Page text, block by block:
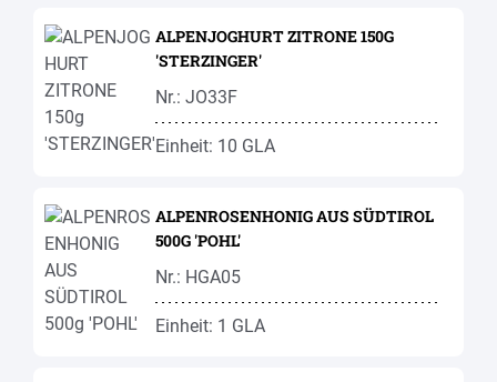
ALPENJOGHURT ZITRONE 150G
'STERZINGER'
Nr.: JO33F
Einheit: 10 GLA
ALPENROSENHONIG AUS SÜDTIROL
500G 'POHL'
Nr.: HGA05
Einheit: 1 GLA